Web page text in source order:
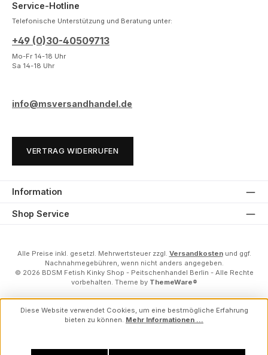
Service-Hotline
Telefonische Unterstützung und Beratung unter:
+49 (0)30-40509713
Mo-Fr 14-18 Uhr
Sa 14-18 Uhr
info@msversandhandel.de
VERTRAG WIDERRUFEN
Information
Shop Service
Alle Preise inkl. gesetzl. Mehrwertsteuer zzgl. Versandkostenund ggf.
Nachnahmegebühren, wenn nicht anders angegeben.
© 2026 BDSM Fetish Kinky Shop - Peitschenhandel Berlin - Alle Rechte
vorbehalten. Theme by ThemeWare®
Diese Website verwendet Cookies, um eine bestmögliche Erfahrung
bieten zu können. Mehr Informationen ...